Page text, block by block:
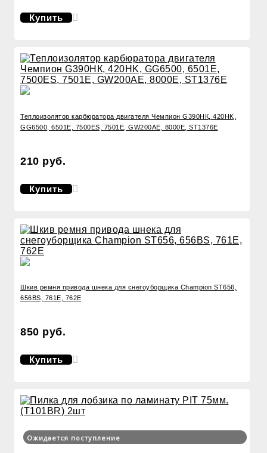
Купить
Теплоизолятор карбюратора двигателя Чемпион G390НК, 420HK,
GG6500, 6501Е, 7500ES, 7501Е, GW200AE, 8000E, ST1376E
210 руб.
Купить
Шкив ремня привода шнека для снегоуборщика Champion ST656,
656BS, 761E, 762E
850 руб.
Купить
Ожидается поступление